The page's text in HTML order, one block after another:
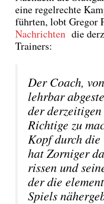
eine regel­rech­te
führ­ten, lobt Gre­gor
Nach­rich­ten die
Trai­ners:
Der Coach,
lehr­bar
der
Rich­ti­ge zu
Kopf durch die
hat Zor­ni­ger
ris­sen und
der die
Spiels